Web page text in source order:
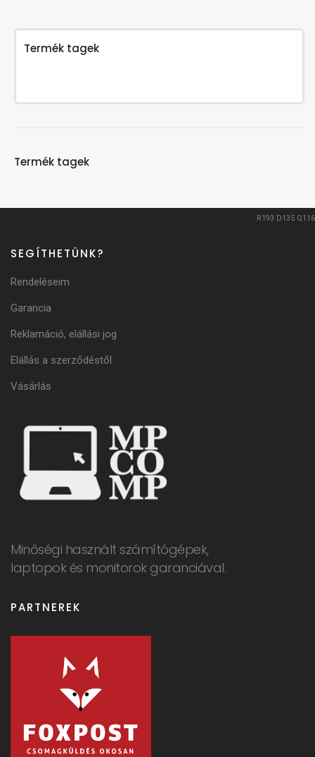
Termék tagek
Termék tagek
R193 D135 Q116
Minőségi használt számítógépek,
laptopok és monitorok garanciával.
SEGÍTHETÜNK?
Rendeléseim
Garancia
Reklamáció, elállási jog
Elállás a szerződéstől
Vásárlás
PARTNEREK